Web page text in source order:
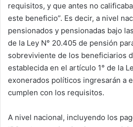
requisitos, y que antes no
este beneficio”. Es decir, a nivel
pensionados y pensionadas bajo
de la Ley N° 20.405 de pensión
sobreviviente de los beneficiarios
establecida en el artículo 1° de la
exonerados políticos ingresarán a
cumplen con los requisitos.
A nivel nacional, incluyendo los